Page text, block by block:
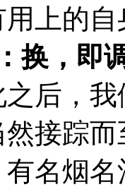
上的
，即
，我
接踪
名烟